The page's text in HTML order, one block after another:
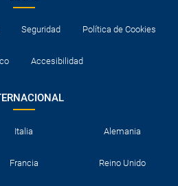
Seguridad Política de Cookies
Accesibilidad
Italia Alemania
Francia Reino Unido